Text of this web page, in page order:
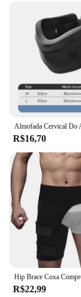
R$16,70
R$22,99